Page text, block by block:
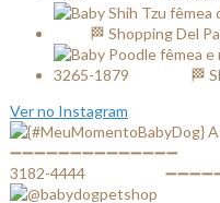
Ver no Instagram